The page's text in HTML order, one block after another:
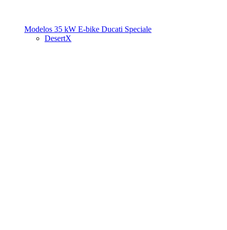
Modelos 35 kW E-bike Ducati Speciale
DesertX